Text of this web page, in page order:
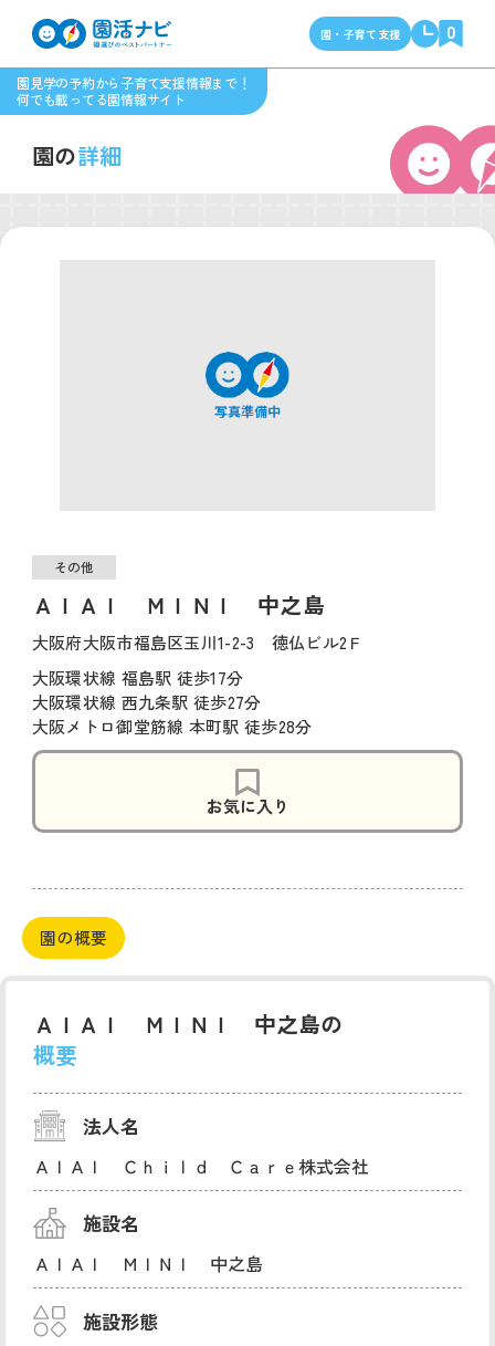
園見学の予約から子育て支援情報まで！
何でも載ってる園情報サイト
園・子育て支援 0
園の詳細
ＡＩＡＩ ＭＩＮＩ 中之島
その他
大阪府大阪市福島区玉川1-2-3 徳仏ビル2Ｆ
大阪環状線 福島駅 徒歩17分
大阪環状線 西九条駅 徒歩27分
大阪メトロ御堂筋線 本町駅 徒歩28分
お気に入り
園の概要
ＡＩＡＩ ＭＩＮＩ 中之島の
概要
法人名
ＡＩＡＩ Ｃｈｉｌｄ Ｃａｒｅ株式会社
施設名
ＡＩＡＩ ＭＩＮＩ 中之島
施設形態